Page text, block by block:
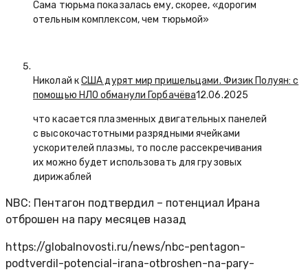
Сама тюрьма показалась ему, скорее, «дорогим
отельным комплексом, чем тюрьмой»
Николай кСША дурят мир пришельцами. Физик Полуян: с
помощью НЛО обманули Горбачёва12.06.2025
что касается плазменных двигательных панелей
с высокочастотными разрядными ячейками
ускорителей плазмы, то после рассекречивания
их можно будет использовать для грузовых
дирижаблей
NBC: Пентагон подтвердил – потенциал Ирана
отброшен на пару месяцев назад
https://globalnovosti.ru/news/nbc-pentagon-
podtverdil-potencial-irana-otbroshen-na-pary-